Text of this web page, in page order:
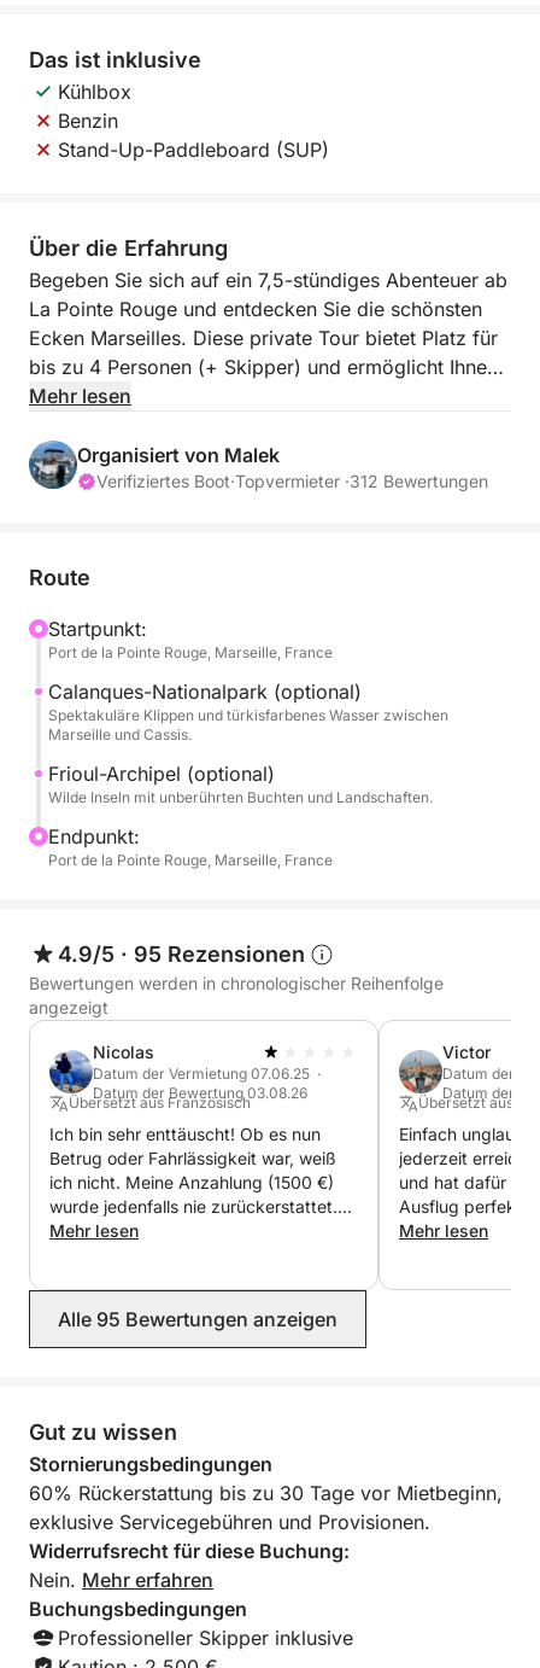
Das ist inklusive
Kühlbox
Benzin
Stand-Up-Paddleboard (SUP)
Über die Erfahrung
Begeben Sie sich auf ein 7,5-stündiges Abenteuer ab
La Pointe Rouge und entdecken Sie die schönsten
Ecken Marseilles. Diese private Tour bietet Platz für
bis zu 4 Personen (+ Skipper) und ermöglicht Ihnen
eine exklusive und intime Erkundung des
Route nach Ihren Wünschen und beinhaltet in der
Regel einen Stopp in den unberührten Buchten des
An Bord befindet sich eine Kühlbox für Ihr Picknick.
(SUP) (30 €) mieten, um Ihre Badestopps noch
aufregender zu gestalten. Unter der Anleitung Ihres
zweisprachigen Kapitäns navigieren Sie sicher und
genießen persönlichen Service, während Sie die
Geheimnisse der Küste Marseilles entdecken.
Entdecken Sie die verborgenen Schätze des
Mittelmeers auf Ihrem privaten Ausflug.
Hafen zu entrichten.
Mehr lesen
Organisiert von Malek
Verifiziertes Boot·Topvermieter ·312 Bewertungen
Route
Startpunkt:
Port de la Pointe Rouge, Marseille, France
Calanques-Nationalpark (optional)
Spektakuläre Klippen und türkisfarbenes Wasser zwischen
Marseille und Cassis.
Frioul-Archipel (optional)
Wilde Inseln mit unberührten Buchten und Landschaften.
Endpunkt:
Port de la Pointe Rouge, Marseille, France
4.9/5 · 95 Rezensionen
Bewertungen werden in chronologischer Reihenfolge
angezeigt
Nicolas
Datum der Vermietung 07.06.25 ·
Datum der Bewertung 03.08.26
Übersetzt aus Französisch
Ich bin sehr enttäuscht! Ob es nun
Betrug oder Fahrlässigkeit war, weiß
ich nicht. Meine Anzahlung (1500 €)
wurde jedenfalls nie zurückerstattet.
Anscheinend hat Malek nicht an einer
auf sein Konto zurückgebucht. Da er
mich gebeten hatte, die Option
und Dienstleistungen“ (also an einen
Gewerbetreibenden), kann ich keinen
Konfliktfall eröffnen. All diese
Informationen stammen von PayPal,
von verschiedenen Abteilungen, und
man hat mir geraten, eine Beschwerde
einzureichen. Das habe ich getan, weil
Malek mir nicht glaubt. Seiner Meinung
nach lügen die PayPal-Mitarbeiter, und
er kümmert sich weder um seine
Mehr lesen
Victor
Datum der
Datum der
Übersetzt aus
Einfach
jederzeit
und hat dafür
Ausflug perfekt
komfortabel und
Mehr lesen
Alle 95 Bewertungen anzeigen
Gut zu wissen
Stornierungsbedingungen
60% Rückerstattung bis zu 30 Tage vor Mietbeginn,
exklusive Servicegebühren und Provisionen.
Widerrufsrecht für diese Buchung:
Nein. Mehr erfahren
Buchungsbedingungen
Professioneller Skipper inklusive